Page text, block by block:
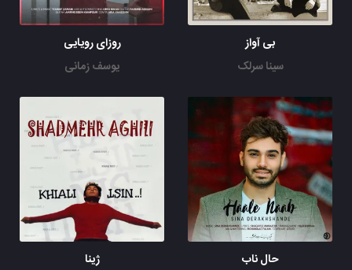
بی آواز
سینا سرلک
روزای رویایی
یوسف زمانی
حال ناب
ژینا